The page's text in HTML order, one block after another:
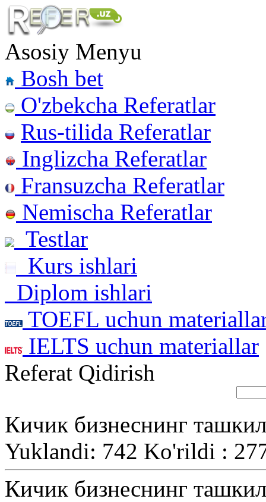
Asosiy Menyu
Bosh bet
O'zbekcha Referatlar
Rus-tilida Referatlar
Inglizcha Referatlar
Fransuzcha Referatlar
Nemischa Referatlar
Testlar
Kurs ishlari
Diplom ishlari
TOEFL uchun
IELTS uchun materiallar
Referat Qidirish
Кичик бизнеснинг
Yuklandi: 742 Ko'rildi :
Кичик бизнеснинг